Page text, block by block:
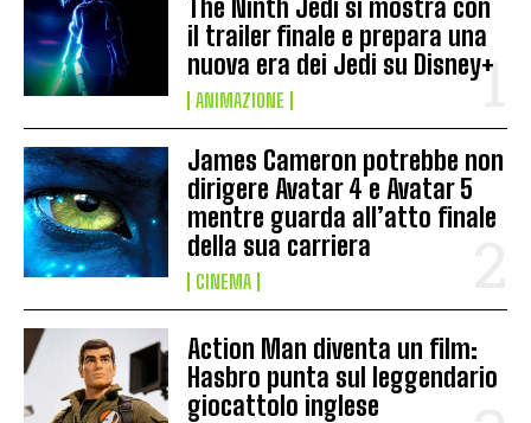
The Ninth Jedi si mostra con
il trailer finale e prepara una
nuova era dei Jedi su Disney+
ANIMAZIONE
James Cameron potrebbe non
dirigere Avatar 4 e Avatar 5
mentre guarda all’atto finale
della sua carriera
CINEMA
Action Man diventa un film:
Hasbro punta sul leggendario
giocattolo inglese